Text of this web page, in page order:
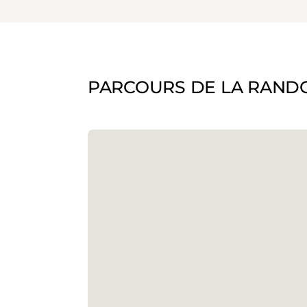
PARCOURS DE LA